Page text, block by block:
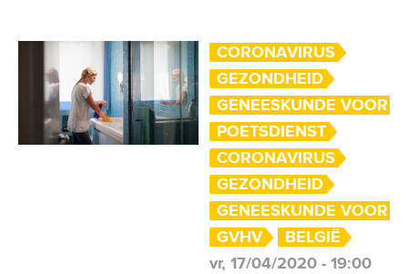
CORONAVIRUS
GEZONDHEID
GENEESKUNDE VOOR
POETSDIENST
CORONAVIRUS
GEZONDHEID
GENEESKUNDE VOOR
GVHV
BELGIË
vr, 17/04/2020 - 19:00